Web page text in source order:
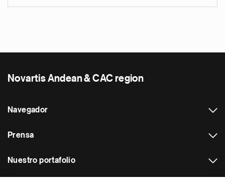
Novartis Andean & CAC region
Navegador
Prensa
Nuestro portafolio